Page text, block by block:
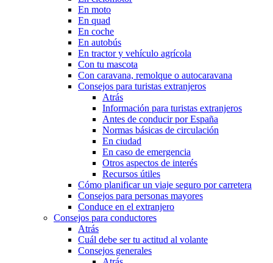
En moto
En quad
En coche
En autobús
En tractor y vehículo agrícola
Con tu mascota
Con caravana, remolque o autocaravana
Consejos para turistas extranjeros
Atrás
Información para turistas extranjeros
Antes de conducir por España
Normas básicas de circulación
En ciudad
En caso de emergencia
Otros aspectos de interés
Recursos útiles
Cómo planificar un viaje seguro por carretera
Consejos para personas mayores
Conduce en el extranjero
Consejos para conductores
Atrás
Cuál debe ser tu actitud al volante
Consejos generales